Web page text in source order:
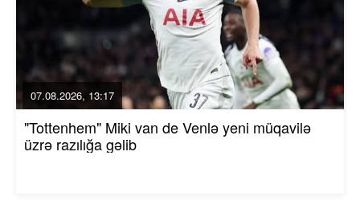
07.08.2026, 13:17
"Tottenhem" Miki van de Venlə yeni müqavilə
üzrə razılığa gəlib